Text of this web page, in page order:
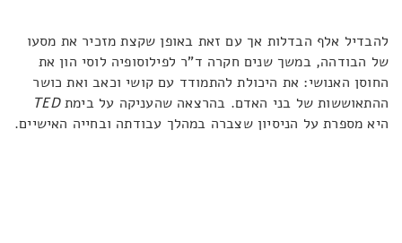
להבדיל אלף הבדלות אך עם זאת באופן שקצת מזכיר את מסעו
של הבודהה, במשך שנים חקרה ד"ר לפילוסופיה לוסי הון את
החוסן האנושי: את היכולת להתמודד עם קושי וכאב ואת כושר
ההתאוששות של בני האדם. בהרצאה שהעניקה על בימתTED
היא מספרת על הניסיון שצברה במהלך עבודתה ובחייה האישיים.